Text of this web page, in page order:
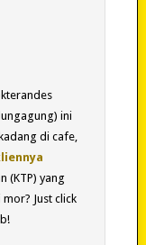
ini
di cafe,
(KTP) yang
Just click